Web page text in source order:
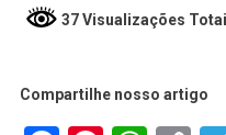
37 Visualizações
Compartilhe nosso artigo